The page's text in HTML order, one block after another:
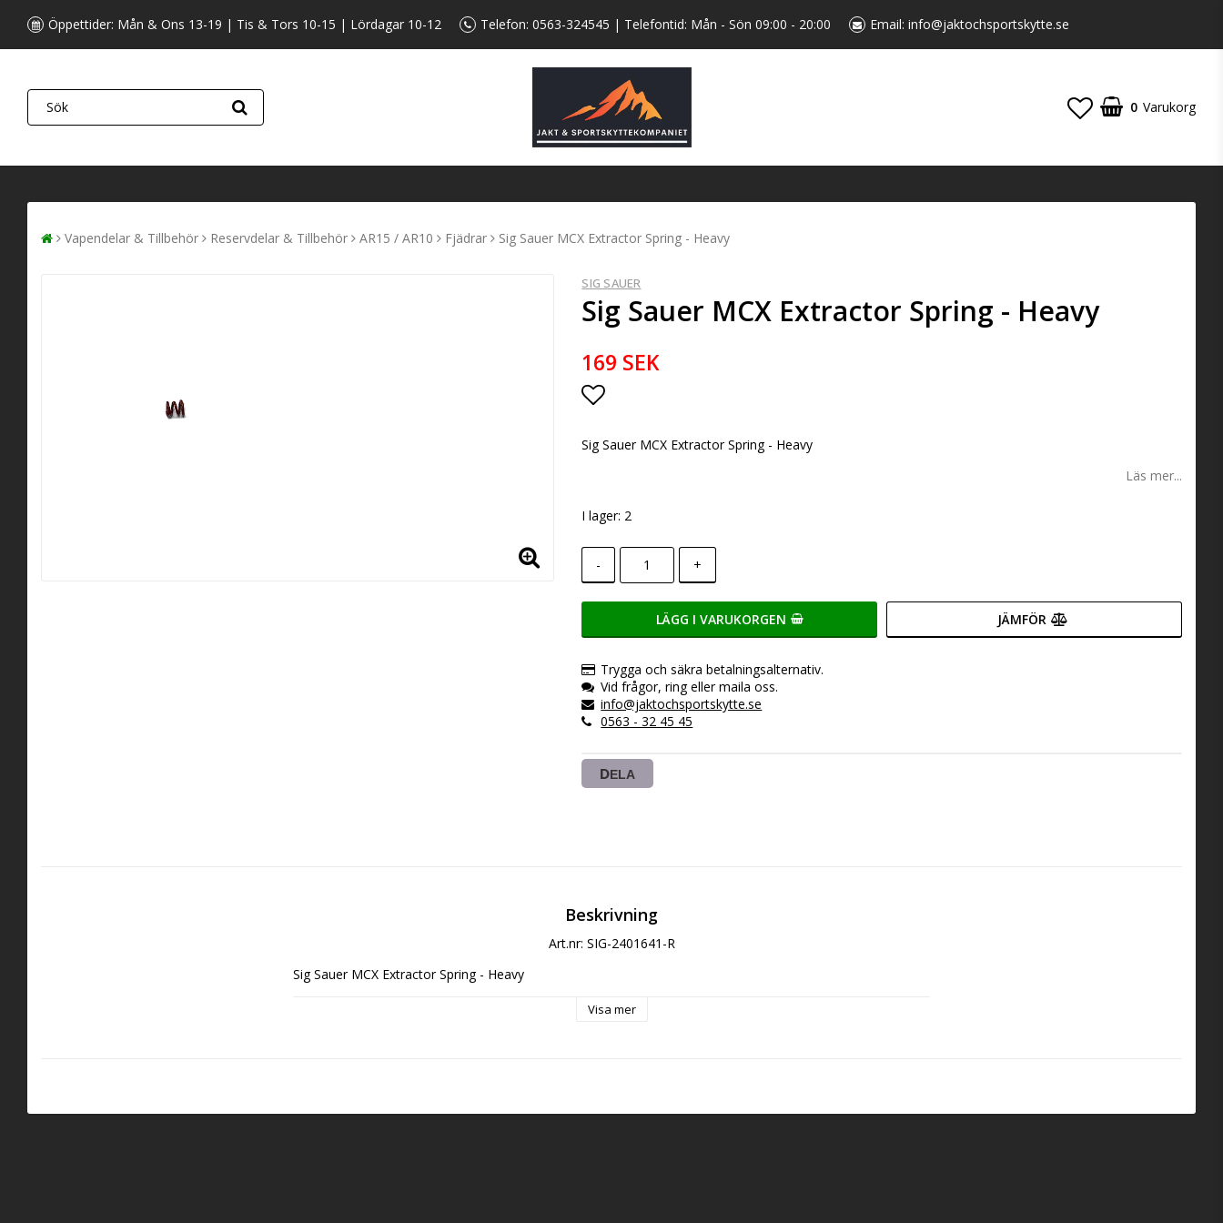
Öppettider: Mån & Ons 13-19 | Tis & Tors 10-15 | Lördagar 10-12 Telefon: 0563-324545 | Telefontid: Mån - Sön 09:00 - 20:00 Email: info@jaktochsportskytte.se
0 Varukorg
Vapendelar & Tillbehör Reservdelar & Tillbehör AR15 / AR10 Fjädrar Sig Sauer MCX Extractor Spring - Heavy
SIG SAUER
Sig Sauer MCX Extractor Spring - Heavy
169 SEK
Sig Sauer MCX Extractor Spring - Heavy
Läs mer...
I lager: 2
- +
LÄGG I VARUKORGEN JÄMFÖR
Trygga och säkra betalningsalternativ.
Vid frågor, ring eller maila oss.
info@jaktochsportskytte.se
0563 - 32 45 45
DELA
Beskrivning
Art.nr: SIG-2401641-R
Sig Sauer MCX Extractor Spring - Heavy
Visa mer